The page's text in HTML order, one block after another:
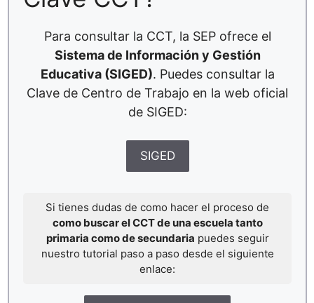
Para consultar la CCT, la SEP ofrece el
Sistema de Información y Gestión
Educativa (SIGED). Puedes consultar la
Clave de Centro de Trabajo en la web oficial
de SIGED:
SIGED
Si tienes dudas de como hacer el proceso de
como buscar el CCT de una escuela tanto
primaria como de secundaria puedes seguir
nuestro tutorial paso a paso desde el siguiente
enlace: